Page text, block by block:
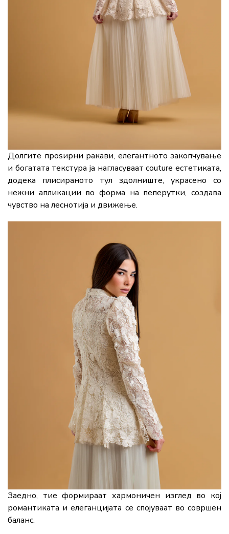
Долгите проѕирни ракави, елегантното закопчување
и богатата текстура ја нагласуваат couture естетиката,
додека плисираното тул здолниште, украсено со
нежни апликации во форма на пеперутки, создава
чувство на леснотија и движење.
Заедно, тие формираат хармоничен изглед во кој
романтиката и елеганцијата се спојуваат во совршен
баланс.